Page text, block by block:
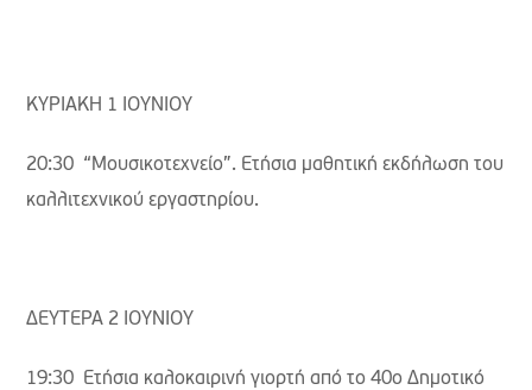
ΚΥΡΙΑΚΗ 1 ΙΟΥΝΙΟΥ
20:30 “Μουσικοτεχνείο”. Ετήσια μαθητική εκδήλωση του
καλλιτεχνικού εργαστηρίου.
ΔΕΥΤΕΡΑ 2 ΙΟΥΝΙΟΥ
19:30 Ετήσια καλοκαιρινή γιορτή από το 40ο Δημοτικό